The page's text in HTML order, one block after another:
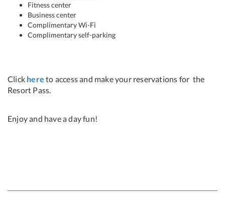
Fitness center
Business center
Complimentary Wi-Fi
Complimentary self-parking
Click here to access and make your reservations for the
Resort Pass.
Enjoy and have a day fun!